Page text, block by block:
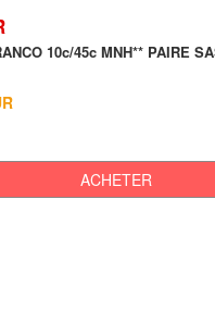
10c/45c MNH** PAIRE
ACHETER